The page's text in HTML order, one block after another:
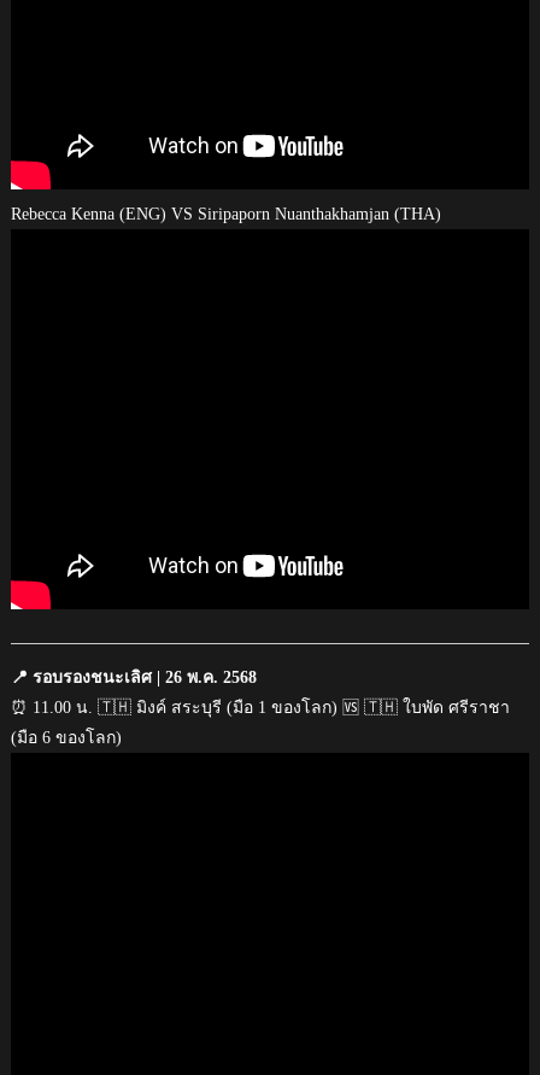
Rebecca Kenna (ENG) VS Siripaporn Nuanthakhamjan (THA)
📍 รอบรองชนะเลิศ | 26 พ.ค. 2568
⏰ 11.00 น. 🇹🇭 มิงค์ สระบุรี (มือ 1 ของโลก) 🆚 🇹🇭 ใบพัด ศรีราชา
(มือ 6 ของโลก)